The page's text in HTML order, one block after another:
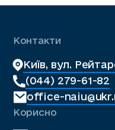
Контакти
Київ, вул.
(044) 279-61-82
office-
Корисно